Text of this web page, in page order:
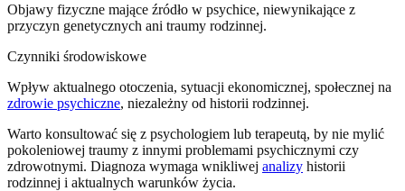
Objawy fizyczne mające źródło w psychice, niewynikające z
przyczyn genetycznych ani traumy rodzinnej.
Czynniki środowiskowe
Wpływ aktualnego otoczenia, sytuacji ekonomicznej, społecznej na
zdrowie psychiczne, niezależny od historii rodzinnej.
Warto konsultować się z psychologiem lub terapeutą, by nie mylić
pokoleniowej traumy z innymi problemami psychicznymi czy
zdrowotnymi. Diagnoza wymaga wnikliwej analizy historii
rodzinnej i aktualnych warunków życia.